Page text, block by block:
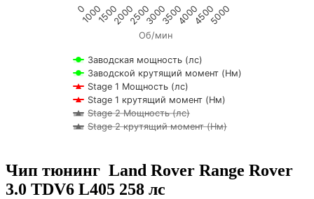
Об/мин
Заводская мощность (лс)
Заводской крутящий момент (Нм)
Stage 1 Мощность (лс)
Stage 1 крутящий момент (Нм)
Stage 2 Мощность (лс)
Stage 2 крутящий момент (Нм)
0100015002000250030003500400045005000
Чип тюнинг Land Rover Range Rover
3.0 TDV6 L405 258 лс